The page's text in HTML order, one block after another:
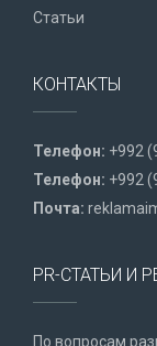
Статьи
КОНТАКТЫ
Телефон: +992
Телефон: +992
Почта:
PR-СТАТЬИ И
По вопросам